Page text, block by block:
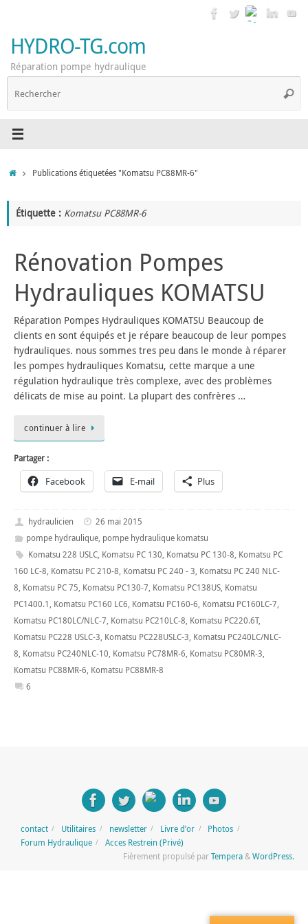
contenu
HYDRO-TG.com
Réparation pompe hydraulique
AccueilPublications étiquetées "Komatsu PC88MR-6"
Étiquette : Komatsu PC88MR-6
Rénovation Pompes
Hydrauliques KOMATSU
Réparation Pompes Hydrauliques KOMATSU Beaucoup de
clients en sont équipés et je répare beaucoup de leur pompes
hydrauliques. nous sommes tres peu dans le monde à réparer
les pompes hydrauliques Komatsu, cette marque a une
régulation hydraulique très complexe, avec des problèmes
délicats de mise au point. La plupart des confrères …
continuer à lire
Partager :
Facebook E-mail Plus
hydraulicien
26 mai 2015
pompe hydraulique, pompe hydraulique komatsu
Komatsu 228 USLC, Komatsu PC 130, Komatsu PC 130-8, Komatsu PC
160 LC-8, Komatsu PC 210-8, Komatsu PC 240 - 3, Komatsu PC 240 NLC-
8, Komatsu PC 75, Komatsu PC130-7, Komatsu PC138US, Komatsu
PC1400.1, Komatsu PC160 LC6, Komatsu PC160-6, Komatsu PC160LC-7,
Komatsu PC180LC/NLC-7, Komatsu PC210LC-8, Komatsu PC220.6T,
Komatsu PC228 USLC-3, Komatsu PC228USLC-3, Komatsu PC240LC/NLC-
8, Komatsu PC240NLC-10, Komatsu PC78MR-6, Komatsu PC80MR-3,
Komatsu PC88MR-6, Komatsu PC88MR-8
6
contact Utilitaires newsletter Livre d’or
Photos
Forum Hydraulique
Acces Restrein (Privé)
Fièrement propulsé parTempera&WordPress.